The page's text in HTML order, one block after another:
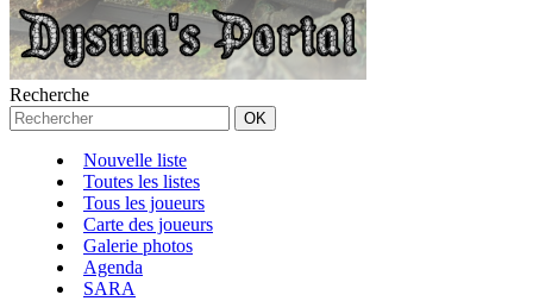
Recherche
Nouvelle liste
Toutes les listes
Tous les joueurs
Carte des joueurs
Galerie photos
Agenda
SARA